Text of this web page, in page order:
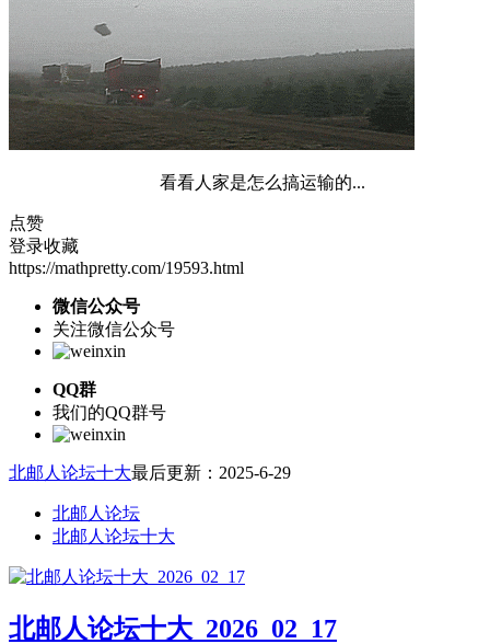
看看人家是怎么搞运输的...
点赞
登录收藏
https://mathpretty.com/19593.html
微信公众号
关注微信公众号
QQ群
我们的QQ群号
北邮人论坛十大最后更新：2025-6-29
北邮人论坛
北邮人论坛十大
北邮人论坛十大_2026_02_17